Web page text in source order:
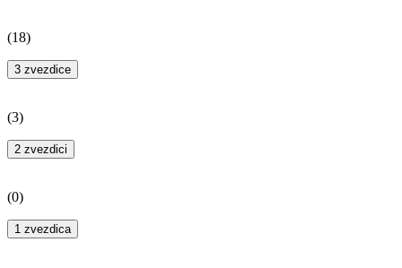
(18)
3 zvezdice
(3)
2 zvezdici
(0)
1 zvezdica